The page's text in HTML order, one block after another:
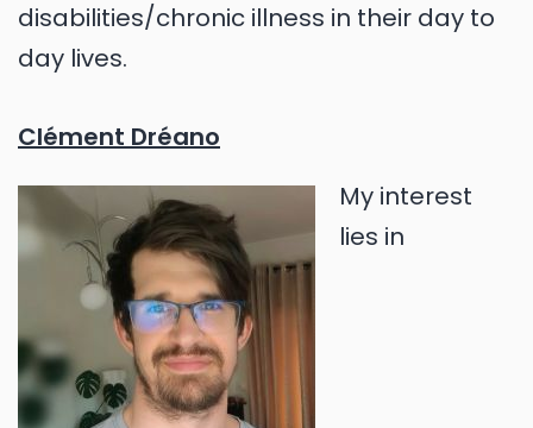
disabilities/chronic illness in their day to
day lives.
Clément Dréano
My interest
lies in